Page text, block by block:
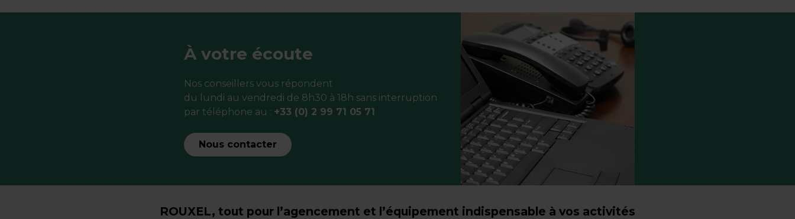
À votre écoute
Nos conseillers vous répondent
du lundi au vendredi de 8h30 à 18h sans interruption
par téléphone au : +33 (0) 2 99 71 05 71
Nous contacter
ROUXEL, tout pour l’agencement et l’équipement indispensable à vos activités